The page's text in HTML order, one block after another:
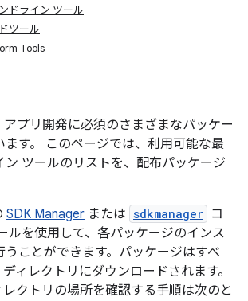
ドライン ツール
ツール
Tools
アプリ開発に必須のさまざまなパッケー
ます。 このページでは、利用可能な最
ン ツールのリストを、配布パッケージ
SDK Manager または sdkmanager コ
ルを使用して、各パッケージのインス
うことができます。パッケージはすべ
ィレクトリにダウンロードされます。
クトリの場所を確認する手順は次のと